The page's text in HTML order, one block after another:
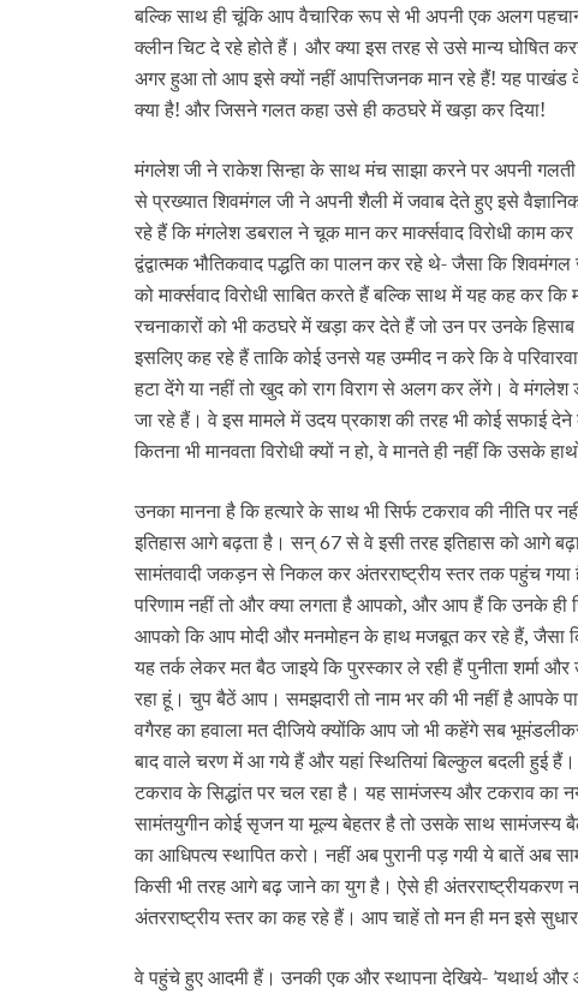
बल्कि साथ ही चूंकि आप वैचारिक रूप से भी अपनी एक अलग
क्लीन चिट दे रहे होते हैं। और क्या इस तरह से उसे मान्य घोषित
अगर हुआ तो आप इसे क्यों नहीं आपत्तिजनक मान रहे हैं! यह
क्या है! और जिसने गलत कहा उसे ही कठघरे में खड़ा कर दिया!
मंगलेश जी ने राकेश सिन्हा के साथ मंच साझा करने पर अपनी
से प्रख्यात शिवमंगल जी ने अपनी शैली में जवाब देते हुए इसे
रहे हैं कि मंगलेश डबराल ने चूक मान कर मार्क्‍सवाद विरोधी काम
द्वंद्वात्मक भौतिकवाद पद्धति का पालन कर रहे थे- जैसा कि
को मार्क्‍सवाद विरोधी साबित करते हैं बल्कि साथ में यह कह कर
रचनाकारों को भी कठघरे में खड़ा कर देते हैं जो उन पर उनके
इसलिए कह रहे हैं ताकि कोई उनसे यह उम्मीद न करे कि वे
हटा देंगे या नहीं तो खुद को राग विराग से अलग कर लेंगे। वे
जा रहे हैं। वे इस मामले में उदय प्रकाश की तरह भी कोई सफाई देने
कितना भी मानवता विरोधी क्यों न हो, वे मानते ही नहीं कि उसके
उनका मानना है कि हत्यारे के साथ भी सिर्फ टकराव की नीति पर
इतिहास आगे बढ़ता है। सन्67से वे इसी तरह इतिहास को आगे
सामंतवादी जकड़न से निकल कर अंतरराष्ट्रीय स्तर तक पहुंच गया
परिणाम नहीं तो और क्या लगता है आपको, और आप हैं कि उनके ही
आपको कि आप मोदी और मनमोहन के हाथ मजबूत कर रहे हैं,
यह तर्क लेकर मत बैठ जाइये कि पुरस्कार ले रही हैं पुनीता शर्मा
रहा हूं। चुप बैठें आप। समझदारी तो नाम भर की भी नहीं है आपके
वगैरह का हवाला मत दीजिये क्योंकि आप जो भी कहेंगे सब
बाद वाले चरण में आ गये हैं और यहां स्थितियां बिल्कुल बदली हुई
टकराव के सिद्धांत पर चल रहा है। यह सामंजस्य और टकराव का
सामंतयुगीन कोई सृजन या मूल्य बेहतर है तो उसके साथ सामंजस्य
का आधिपत्य स्थापित करो। नहीं अब पुरानी पड़ गयी ये बातें अब
किसी भी तरह आगे बढ़ जाने का युग है। ऐसे ही
अंतरराष्ट्रीय स्तर का कह रहे हैं। आप चाहें तो मन ही मन इसे
वे पहुंचे हुए आदमी हैं। उनकी एक और स्थापना देखिये- ’यथार्थ और